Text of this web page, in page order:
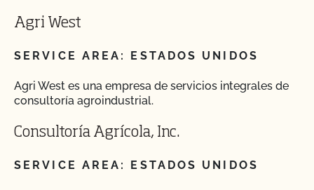
Agri West
SERVICE AREA: ESTADOS UNIDOS
Agri West es una empresa de servicios integrales de
consultoría agroindustrial.
Consultoría Agrícola, Inc.
SERVICE AREA: ESTADOS UNIDOS